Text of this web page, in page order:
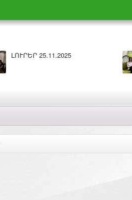
ԼՈՒՐԵՐ 25.11.2025